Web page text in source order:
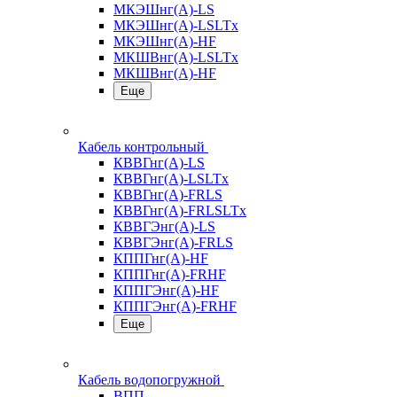
МКЭШнг(А)-LS
МКЭШнг(А)-LSLTx
МКЭШнг(А)-HF
МКШВнг(A)-LSLTx
МКШВнг(А)-HF
Еще
Кабель контрольный
КВВГнг(А)-LS
КВВГнг(А)-LSLTx
КВВГнг(А)-FRLS
КВВГнг(А)-FRLSLTx
КВВГЭнг(А)-LS
КВВГЭнг(А)-FRLS
КППГнг(А)-HF
КППГнг(А)-FRHF
КППГЭнг(А)-HF
КППГЭнг(А)-FRHF
Еще
Кабель водопогружной